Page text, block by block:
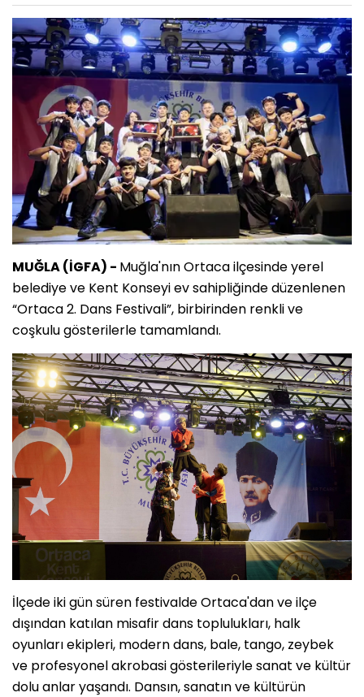
MUĞLA (İGFA) - Muğla'nın Ortaca ilçesinde yerel
belediye ve Kent Konseyi ev sahipliğinde düzenlenen
“Ortaca 2. Dans Festivali”, birbirinden renkli ve
coşkulu gösterilerle tamamlandı.
İlçede iki gün süren festivalde Ortaca'dan ve ilçe
dışından katılan misafir dans toplulukları, halk
oyunları ekipleri, modern dans, bale, tango, zeybek
ve profesyonel akrobasi gösterileriyle sanat ve kültür
dolu anlar yaşandı. Dansın, sanatın ve kültürün